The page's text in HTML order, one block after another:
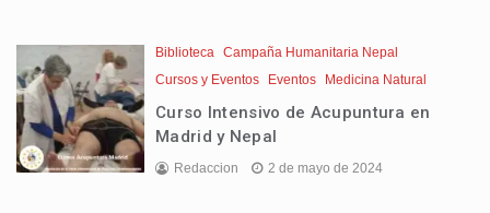
Biblioteca Campaña Humanitaria Nepal
Cursos y Eventos
Eventos Medicina Natural
Curso Intensivo de Acupuntura en
Madrid y Nepal
Redaccion 2 de mayo de 2024